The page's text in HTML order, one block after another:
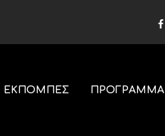
ΕΚΠΟΜΠΕΣ ΠΡΟΓΡΑΜΜΑ